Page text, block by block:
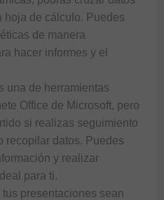
hoja de cálculo. Puedes
de manera
hacer informes y el
una de herramientas
Office de Microsoft, pero
si realizas seguimiento
recopilar datos. Puedes
y realizar
para ti.
presentaciones sean